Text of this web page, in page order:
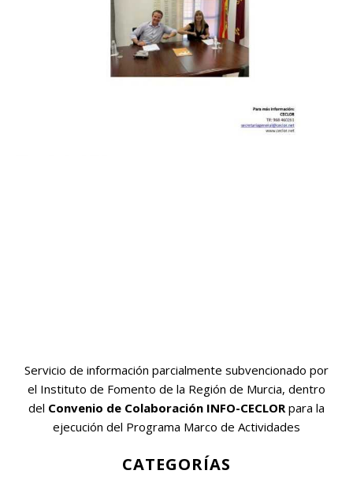
Servicio de información parcialmente subvencionado por
el Instituto de Fomento de la Región de Murcia, dentro
del Convenio de Colaboración INFO-CECLOR para la
ejecución del Programa Marco de Actividades
CATEGORÍAS